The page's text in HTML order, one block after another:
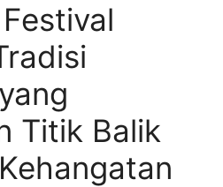
Titik Balik